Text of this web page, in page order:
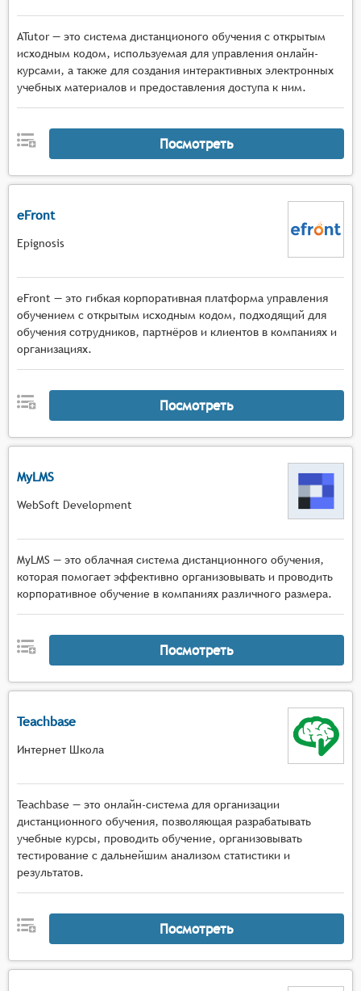
ATutor — это система дистанционого обучения с открытым
исходным кодом, используемая для управления онлайн-
курсами, а также для создания интерактивных электронных
учебных материалов и предоставления доступа к ним.
Посмотреть
eFront
Epignosis
eFront — это гибкая корпоративная платформа управления
обучением с открытым исходным кодом, подходящий для
обучения сотрудников, партнёров и клиентов в компаниях и
организациях.
Посмотреть
MyLMS
WebSoft Development
MyLMS — это облачная система дистанционного обучения,
которая помогает эффективно организовывать и проводить
корпоративное обучение в компаниях различного размера.
Посмотреть
Teachbase
Интернет Школа
Teachbase — это онлайн-система для организации
дистанционного обучения, позволяющая разрабатывать
учебные курсы, проводить обучение, организовывать
тестирование с дальнейшим анализом статистики и
результатов.
Посмотреть